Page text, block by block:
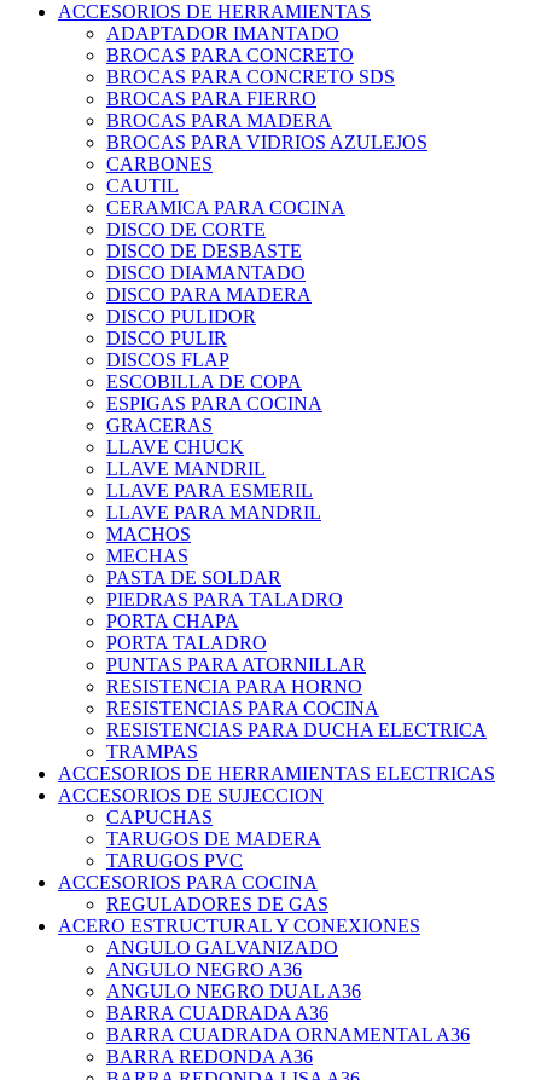
ACCESORIOS DE HERRAMIENTAS
ADAPTADOR IMANTADO
BROCAS PARA CONCRETO
BROCAS PARA CONCRETO SDS
BROCAS PARA FIERRO
BROCAS PARA MADERA
BROCAS PARA VIDRIOS AZULEJOS
CARBONES
CAUTIL
CERAMICA PARA COCINA
DISCO DE CORTE
DISCO DE DESBASTE
DISCO DIAMANTADO
DISCO PARA MADERA
DISCO PULIDOR
DISCO PULIR
DISCOS FLAP
ESCOBILLA DE COPA
ESPIGAS PARA COCINA
GRACERAS
LLAVE CHUCK
LLAVE MANDRIL
LLAVE PARA ESMERIL
LLAVE PARA MANDRIL
MACHOS
MECHAS
PASTA DE SOLDAR
PIEDRAS PARA TALADRO
PORTA CHAPA
PORTA TALADRO
PUNTAS PARA ATORNILLAR
RESISTENCIA PARA HORNO
RESISTENCIAS PARA COCINA
RESISTENCIAS PARA DUCHA ELECTRICA
TRAMPAS
ACCESORIOS DE HERRAMIENTAS ELECTRICAS
ACCESORIOS DE SUJECCION
CAPUCHAS
TARUGOS DE MADERA
TARUGOS PVC
ACCESORIOS PARA COCINA
REGULADORES DE GAS
ACERO ESTRUCTURAL Y CONEXIONES
ANGULO GALVANIZADO
ANGULO NEGRO A36
ANGULO NEGRO DUAL A36
BARRA CUADRADA A36
BARRA CUADRADA ORNAMENTAL A36
BARRA REDONDA A36